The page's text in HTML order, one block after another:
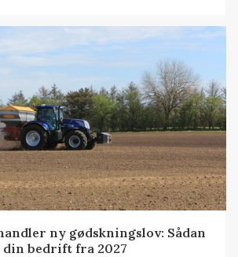
ny gødskningslov: Sådan
bedrift fra 2027